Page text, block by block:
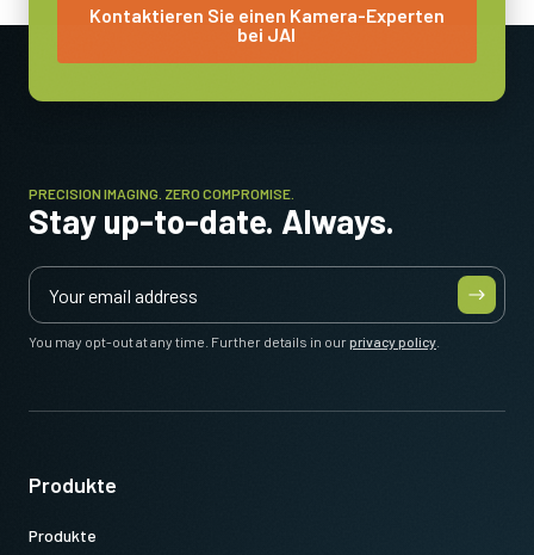
Kontaktieren Sie einen Kamera-Experten
bei JAI
PRECISION IMAGING. ZERO COMPROMISE.
Stay up-to-date. Always.
You may opt-out at any time. Further details in ourprivacy policy
Produkte
Produkte